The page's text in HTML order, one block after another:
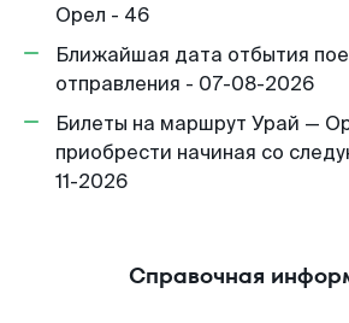
Орел - 46
Ближайшая дата отбытия
отправления - 07-08-2026
Билеты на маршрут Урай —
приобрести начиная со
11-2026
Справочная